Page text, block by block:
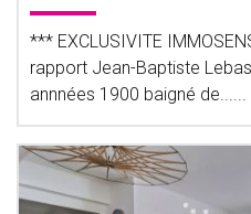
*** EXCLUSIVITE
rapport Jean-Baptiste
annnées 1900 baigné de......